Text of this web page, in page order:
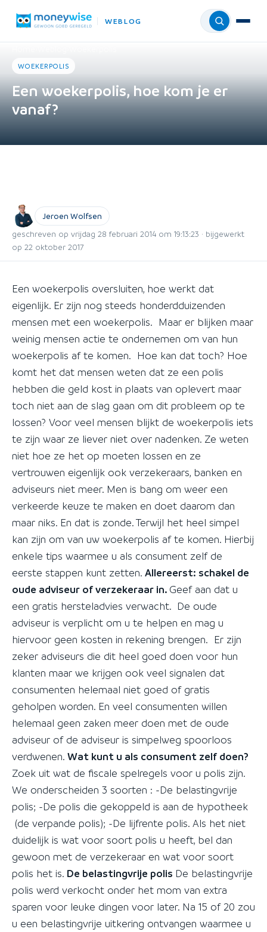
WEBLOG Menu
WOEKERPOLIS
Een woekerpolis, hoe kom je er
vanaf?
Jeroen Wolfsen
geschreven op vrijdag 28 februari 2014 om 19:13:23 · bijgewerkt
op 22 oktober 2017
Een woekerpolis oversluiten, hoe werkt dat
eigenlijk. Er zijn nog steeds honderdduizenden
mensen met een woekerpolis. Maar er blijken maar
weinig mensen actie te ondernemen om van hun
woekerpolis af te komen. Hoe kan dat toch? Hoe
komt het dat mensen weten dat ze een polis
hebben die geld kost in plaats van oplevert maar
toch niet aan de slag gaan om dit probleem op te
lossen? Voor veel mensen blijkt de woekerpolis iets
te zijn waar ze liever niet over nadenken. Ze weten
niet hoe ze het op moeten lossen en ze
vertrouwen eigenlijk ook verzekeraars, banken en
adviseurs niet meer. Men is bang om weer een
verkeerde keuze te maken en doet daarom dan
maar niks. En dat is zonde. Terwijl het heel simpel
kan zijn om van uw woekerpolis af te komen. Hierbij
enkele tips waarmee u als consument zelf de
eerste stappen kunt zetten. Allereerst: schakel de
oude adviseur of verzekeraar in. Geef aan dat u
een gratis hersteladvies verwacht. De oude
adviseur is verplicht om u te helpen en mag u
hiervoor geen kosten in rekening brengen. Er zijn
zeker adviseurs die dit heel goed doen voor hun
klanten maar we krijgen ook veel signalen dat
consumenten helemaal niet goed of gratis
geholpen worden. En veel consumenten willen
helemaal geen zaken meer doen met de oude
adviseur of de adviseur is simpelweg spoorloos
verdwenen. Wat kunt u als consument zelf doen?
Zoek uit wat de fiscale spelregels voor u polis zijn.
We onderscheiden 3 soorten : -De belastingvrije
polis; -De polis die gekoppeld is aan de hypotheek
(de verpande polis); -De lijfrente polis. Als het niet
duidelijk is wat voor soort polis u heeft, bel dan
gewoon met de verzekeraar en wat voor soort
polis het is. De belastingvrije polis De belastingvrije
polis werd verkocht onder het mom van extra
sparen voor leuke dingen voor later. Na 15 of 20 zou
u een belastingvrije uitkering ontvangen waarmee u